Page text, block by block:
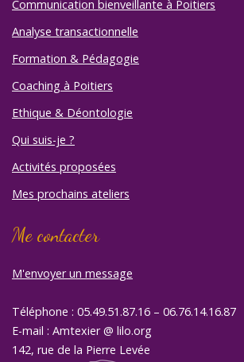
Communication bienveillante à Poitiers
Analyse transactionnelle
Formation & Pédagogie
Coaching à Poitiers
Ethique & Déontologie
Qui suis-je ?
Activités proposées
Mes prochains ateliers
Me contacter
M'envoyer un message
Téléphone : 05.49.51.87.16 – 06.76.14.16.87
E-mail : Amtexier @ lilo.org
142, rue de la Pierre Levée